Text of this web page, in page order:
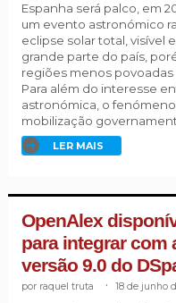
Espanha será palco, em
um evento astronómico
eclipse solar total, visível
grande parte do país,
regiões menos povoadas
Para além do interesse
astronómica, o
mobilização
LER MAIS
OpenAlex
para integrar com
versão 9.0 do
raquel truta 18 de junho